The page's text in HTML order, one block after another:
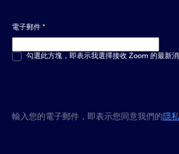
電子郵件*
多選或單選*
勾選此方塊，即表示我選擇接收 Zoom 的最新消
輸入您的電子郵件，即表示您同意我們的隱